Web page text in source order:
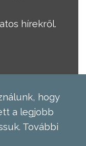
hírekről.
hogy
a legjobb
További